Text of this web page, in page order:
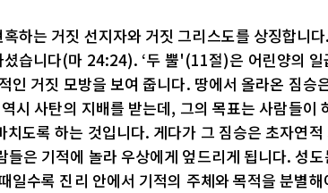
하는 거짓 선지자와 거짓 그리스도를 상징합니
셨습니다(마 24:24). ‘두 뿔'(11절)은 어린양의
인 거짓 모방을 보여 줍니다. 땅에서 올라온 짐승
시 사탄의 지배를 받는데, 그의 목표는 사람들이
도록 하는 것입니다. 게다가 그 짐승은 초자연적
은 기적에 놀라 우상에게 엎드리게 됩니다. 성
일수록 진리 안에서 기적의 주체와 목적을 분별